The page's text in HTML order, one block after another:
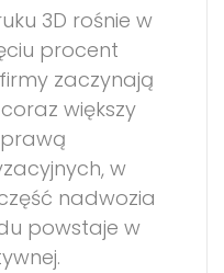
3D rośnie w
procent
zaczynają
większy
w
nadwozia
powstaje w